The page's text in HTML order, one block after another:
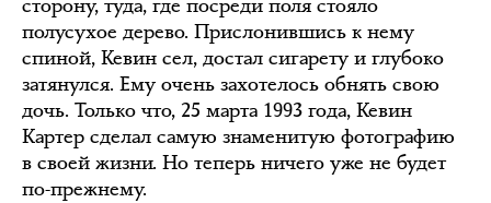
сторону, туда, где посреди поля стояло
полусухое дерево. Прислонившись к нему
спиной, Кевин сел, достал сигарету и глубоко
затянулся. Ему очень захотелось обнять свою
дочь. Только что, 25 марта 1993 года, Кевин
Картер сделал самую знаменитую фотографию
в своей жизни. Но теперь ничего уже не будет
по-прежнему.